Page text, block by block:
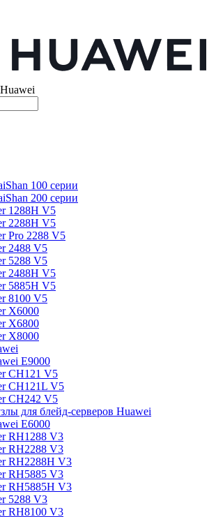
100 серии
200 серии
1288H V5
2288H V5
Pro 2288 V5
2488 V5
5288 V5
2488H V5
5885H V5
8100 V5
X6000
X6800
X8000
E9000
CH121 V5
CH121L V5
CH242 V5
для блейд-серверов Huawei
E6000
RH1288 V3
RH2288 V3
RH2288H V3
RH5885 V3
RH5885H V3
5288 V3
RH8100 V3